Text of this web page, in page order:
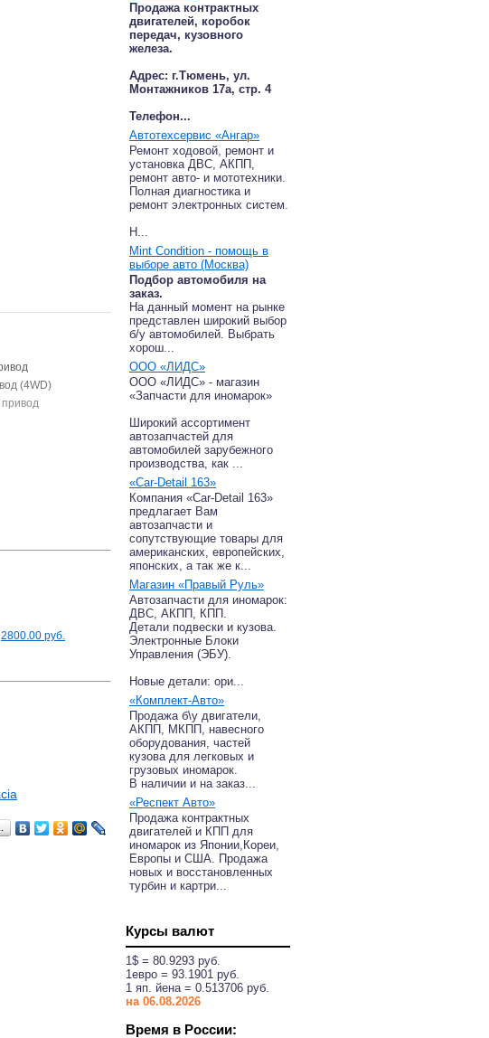
(4WD)
привод
2800.00 руб.
Продажа контрактных
двигателей, коробок
передач, кузовного
железа.
Адрес: г.Тюмень, ул.
Монтажников 17а, стр. 4
Телефон...
Автотехсервис «Ангар»
Ремонт ходовой, ремонт и
установка ДВС, АКПП,
ремонт авто- и мототехники.
Полная диагностика и
ремонт электронных систем.
Н...
Mint Condition - помощь в
выборе авто (Москва)
Подбор автомобиля на
заказ.
На данный момент на рынке
представлен широкий выбор
б/у автомобилей. Выбрать
хорош...
ООО «ЛИДС»
ООО «ЛИДС» - магазин
«Запчасти для иномарок»
Широкий ассортимент
автозапчастей для
автомобилей зарубежного
производства, как ...
«Car-Detail 163»
Компания «Car-Detail 163»
предлагает Вам
автозапчасти и
сопутствующие товары для
американских, европейских,
японских, а так же к...
Магазин «Правый Руль»
Автозапчасти для иномарок:
ДВС, АКПП, КПП.
Детали подвески и кузова.
Электронные Блоки
Управления (ЭБУ).
Новые детали: ори...
«Комплект-Авто»
Продажа б\у двигатели,
АКПП, МКПП, навесного
оборудования, частей
кузова для легковых и
грузовых иномарок.
В наличии и на заказ...
«Респект Авто»
Продажа контрактных
двигателей и КПП для
иномарок из Японии,Кореи,
Европы и США. Продажа
новых и восстановленных
турбин и картри...
Курсы валют
1$ = 80.9293 руб.
1eвро = 93.1901 руб.
1 яп. йена = 0.513706 руб.
на 06.08.2026
Время в России: